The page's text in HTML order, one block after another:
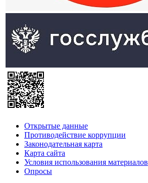
Открытые данные
Противодействие коррупции
Законодательная карта
Карта сайта
Условия использования материалов
Опросы